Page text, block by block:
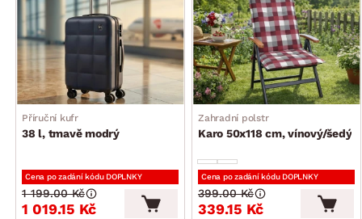
Příruční kufr
38 l, tmavě modrý
Cena po zadání kódu DOPLNKY
1 019.15 Kč
1 199.00 Kč
Zahradní polstr
Karo 50x118 cm, vínový/šedý
Cena po zadání kódu DOPLNKY
339.15 Kč
399.00 Kč